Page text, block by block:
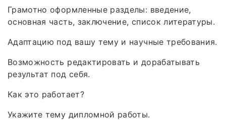
Грамотно оформленные разделы: введение,
основная часть, заключение, список литературы.
Адаптацию под вашу тему и научные требования.
Возможность редактировать и дорабатывать
результат под себя.
Как это работает?
Укажите тему дипломной работы.